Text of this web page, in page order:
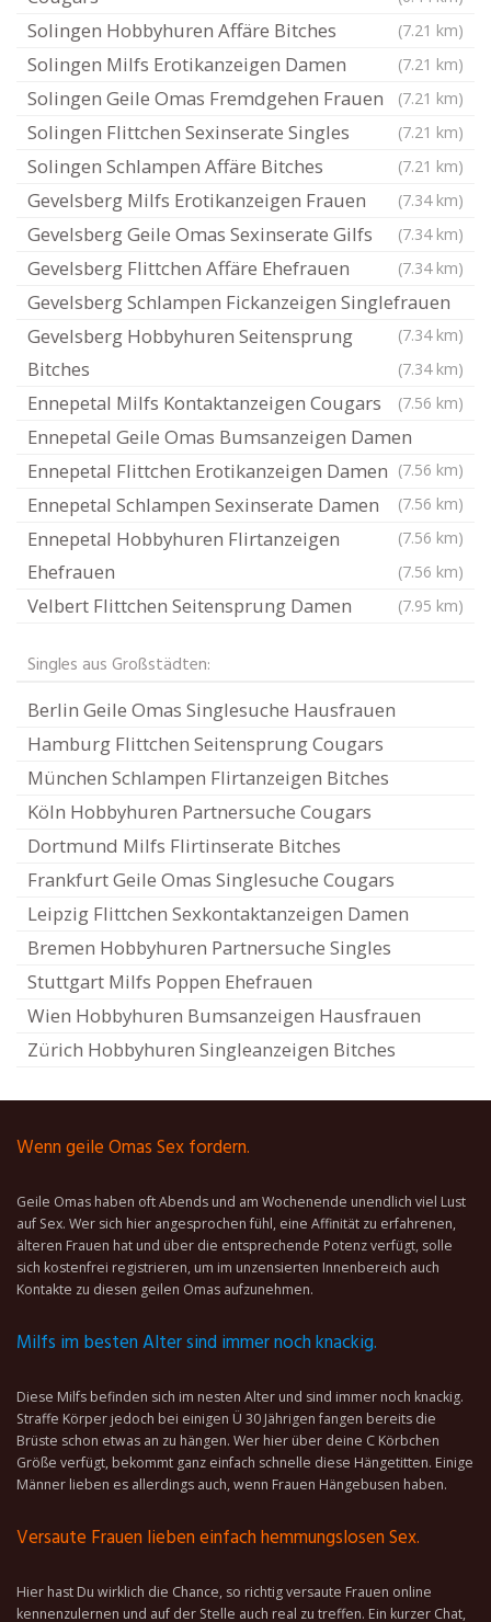
Solingen Hobbyhuren Affäre Bitches (7.21 km)
Solingen Milfs Erotikanzeigen Damen (7.21 km)
Solingen Geile Omas Fremdgehen Frauen (7.21 km)
Solingen Flittchen Sexinserate Singles (7.21 km)
Solingen Schlampen Affäre Bitches (7.21 km)
Gevelsberg Milfs Erotikanzeigen Frauen (7.34 km)
Gevelsberg Geile Omas Sexinserate Gilfs (7.34 km)
Gevelsberg Flittchen Affäre Ehefrauen (7.34 km)
Gevelsberg Schlampen Fickanzeigen Singlefrauen
(7.34 km)
Gevelsberg Hobbyhuren Seitensprung
Bitches
(7.34 km)
Ennepetal Milfs Kontaktanzeigen Cougars (7.56 km)
Ennepetal Geile Omas Bumsanzeigen Damen
(7.56 km)
Ennepetal Flittchen Erotikanzeigen Damen
(7.56 km)
Ennepetal Schlampen Sexinserate Damen
(7.56 km)
Ennepetal Hobbyhuren Flirtanzeigen
Ehefrauen
(7.56 km)
Velbert Flittchen Seitensprung Damen (7.95 km)
Singles aus Großstädten:
Berlin Geile Omas Singlesuche Hausfrauen
Hamburg Flittchen Seitensprung Cougars
München Schlampen Flirtanzeigen Bitches
Köln Hobbyhuren Partnersuche Cougars
Dortmund Milfs Flirtinserate Bitches
Frankfurt Geile Omas Singlesuche Cougars
Leipzig Flittchen Sexkontaktanzeigen Damen
Bremen Hobbyhuren Partnersuche Singles
Stuttgart Milfs Poppen Ehefrauen
Wien Hobbyhuren Bumsanzeigen Hausfrauen
Zürich Hobbyhuren Singleanzeigen Bitches
Wenn geile Omas Sex fordern.
Geile Omas haben oft Abends und am Wochenende unendlich viel Lust
auf Sex. Wer sich hier angesprochen fühl, eine Affinität zu erfahrenen,
älteren Frauen hat und über die entsprechende Potenz verfügt, solle
sich kostenfrei registrieren, um im unzensierten Innenbereich auch
Kontakte zu diesen geilen Omas aufzunehmen.
Milfs im besten Alter sind immer noch knackig.
Diese Milfs befinden sich im nesten Alter und sind immer noch knackig.
Straffe Körper jedoch bei einigen Ü 30 Jährigen fangen bereits die
Brüste schon etwas an zu hängen. Wer hier über deine C Körbchen
Größe verfügt, bekommt ganz einfach schnelle diese Hängetitten. Einige
Männer lieben es allerdings auch, wenn Frauen Hängebusen haben.
Versaute Frauen lieben einfach hemmungslosen Sex.
Hier hast Du wirklich die Chance, so richtig versaute Frauen online
kennenzulernen und auf der Stelle auch real zu treffen. Ein kurzer Chat,